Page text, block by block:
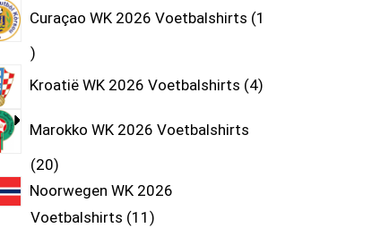
Curaçao WK 2026 Voetbalshirts 1
Kroatië WK 2026 Voetbalshirts 4
Marokko WK 2026 Voetbalshirts
20
Noorwegen WK 2026
Voetbalshirts 11